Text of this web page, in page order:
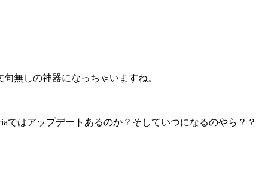
無しの神器になっちゃいますね。
ではアップデートあるのか？そしていつになるのやら？？